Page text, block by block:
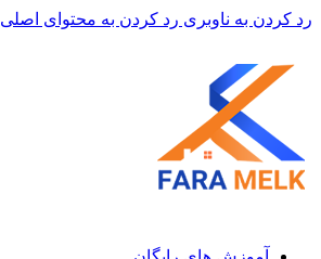
رد کردن به ناوبری رد کردن به محتوای اصلی